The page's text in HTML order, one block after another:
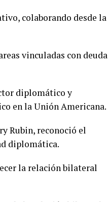
colaborando desde la
vinculadas con deuda
diplomático y
en la Unión Americana.
Rubin, reconoció el
diplomática.
la relación bilateral